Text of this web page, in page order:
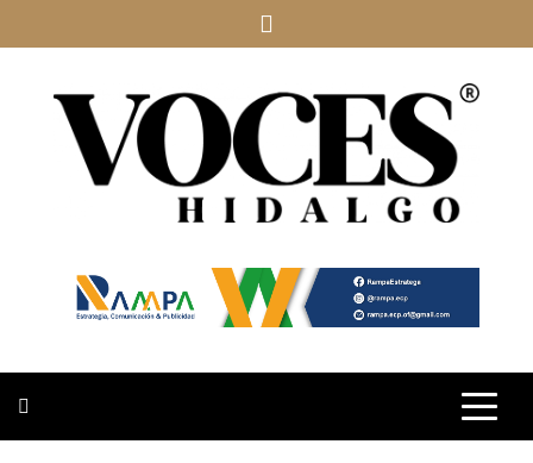
al
VOCES
HIDALGO